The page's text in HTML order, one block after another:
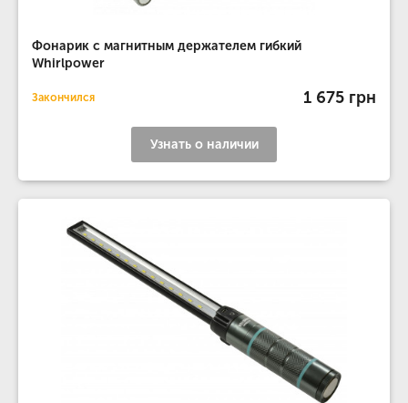
Фонарик с магнитным держателем гибкий
Whirlpower
Закончился 1 675 грн
Узнать о наличии